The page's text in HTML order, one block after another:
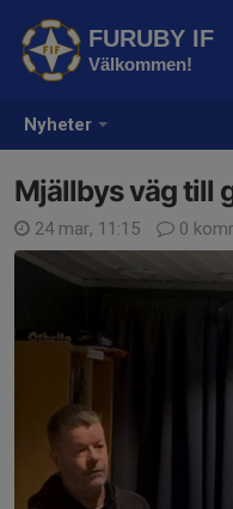
Nyheter
FURUBY IF
Välkommen!
Mjällbys väg till
24 mar, 11:15 0